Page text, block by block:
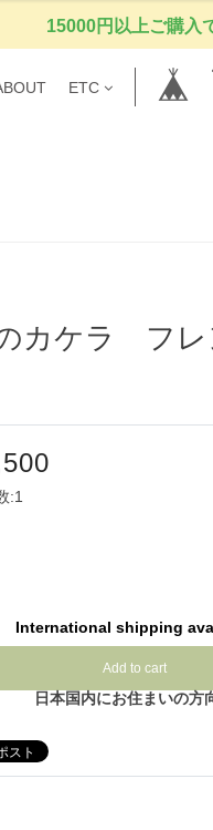
15000円以上ご購入
ETC
カケラ フレ
:1
International shipping
Add to cart
日本国内にお住まいの方